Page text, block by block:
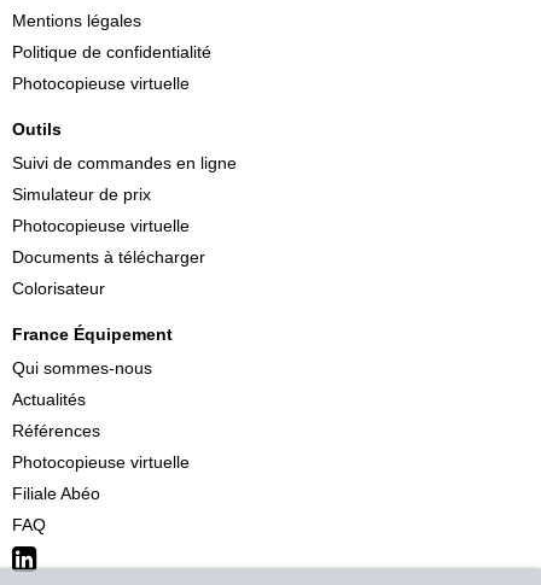
Mentions légales
Politique de confidentialité
Photocopieuse virtuelle
Outils
Suivi de commandes en ligne
Simulateur de prix
Photocopieuse virtuelle
Documents à télécharger
Colorisateur
France Équipement
Qui sommes-nous
Actualités
Références
Photocopieuse virtuelle
Filiale Abéo
FAQ